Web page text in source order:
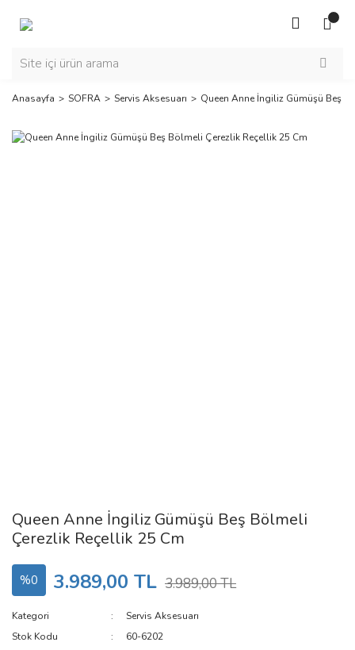
Anasayfa SOFRA Servis Aksesuarı Queen Anne İngiliz Gümüşü Beş
Queen Anne İngiliz Gümüşü Beş Bölmeli
Çerezlik Reçellik 25 Cm
%0 3.989,00 TL 3.989,00 TL
Kategori
Servis Aksesuarı
Stok Kodu
60-6202